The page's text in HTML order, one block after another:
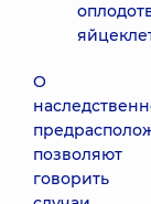
О
позволяют
говорить